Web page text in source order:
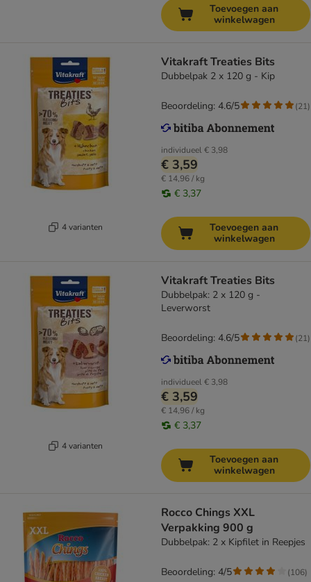
Toevoegen aan
winkelwagen
4 varianten
Vitakraft Treaties Bits
Dubbelpak 2 x 120 g - Kip
individueel€ 3,98
€ 3,59
€ 14,96 / kg
€ 3,37
Beoordeling: 4.6/5 (21)
Toevoegen aan
winkelwagen
4 varianten
Vitakraft Treaties Bits
Dubbelpak: 2 x 120 g -
Leverworst
individueel€ 3,98
€ 3,59
€ 14,96 / kg
€ 3,37
Beoordeling: 4.6/5 (21)
Toevoegen aan
winkelwagen
Rocco Chings XXL
Verpakking 900 g
Dubbelpak: 2 x Kipfilet in Reepjes
Beoordeling: 4/5 (106)